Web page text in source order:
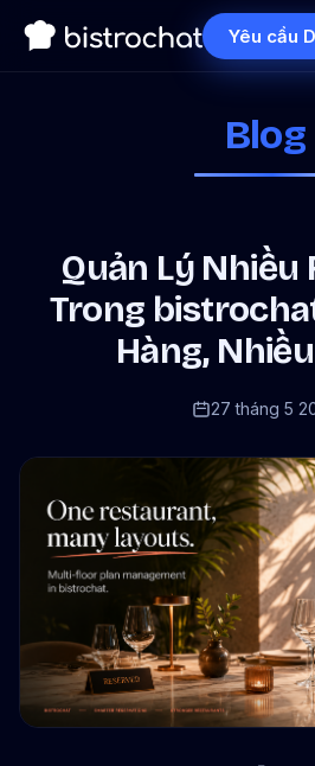
Yêu cầu
Blog
Quản Lý Nhiều
Trong
Hàng,
27 tháng 5